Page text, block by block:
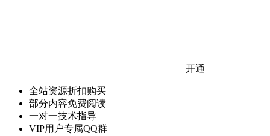
开通
全站资源折扣购买
部分内容免费阅读
一对一技术指导
VIP用户专属QQ群